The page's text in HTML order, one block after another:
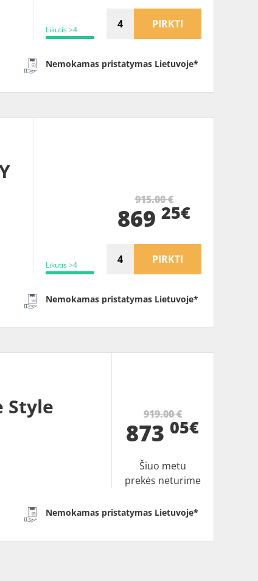
Likutis >4 PIRKTI
Nemokamas pristatymas Lietuvoje*
Likutis >4
915.00 €
869 25€
PIRKTI
Nemokamas pristatymas Lietuvoje*
Style
919.00 €
873 05€
Šiuo metu
prekės neturime
Nemokamas pristatymas Lietuvoje*